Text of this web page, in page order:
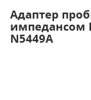
Адаптер
импедансом
N5449A